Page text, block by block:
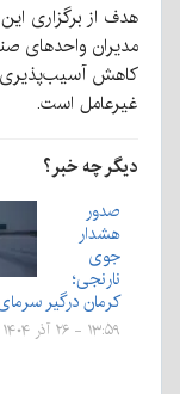
هدف از برگزاری
مدیران واحدهای
کاهش آسیب‌پذیری
غیرعامل است.
دیگر چه خبر؟
صدور
هشدار
جوی‌
نارنجی؛
کرمان درگیر
۱۳:۵۹ - ۲۶ آذر ۱۴۰۴